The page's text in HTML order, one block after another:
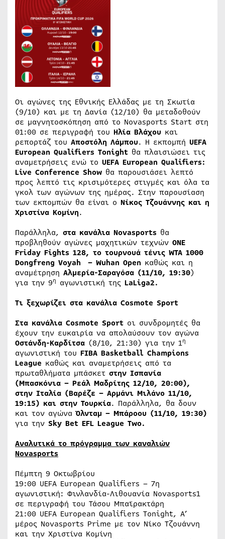
Οι αγώνες της Εθνικής Ελλάδας με τη Σκωτία
(9/10) και με τη Δανία (12/10) θα μεταδοθούν
σε μαγνητοσκόπηση από το Novasports Start στη
01:00 σε περιγραφή του Ηλία Βλάχου και
ρεπορτάζ του Αποστόλη Λάμπου. Η εκπομπή UEFA
European Qualifiers Tonight θα πλαισιώσει τις
αναμετρήσεις ενώ τo UEFA European Qualifiers:
Live Conference Show θα παρουσιάσει λεπτό
προς λεπτό τις κρισιμότερες στιγμές και όλα τα
γκολ των αγώνων της ημέρας. Στην παρουσίαση
των εκπομπών θα είναι ο Νίκος Τζουάννης και η
Χριστίνα Κομίνη.
Παράλληλα, στα κανάλια Novasports θα
προβληθούν αγώνες μαχητικών τεχνών ONE
Friday Fights 128, το τουρνουά τένις WTA 1000
Dongfreng Voyah – Wuhan Open καθώς και η
αναμέτρηση Αλμερία-Σαραγόσα (11/10, 19:30)
για την 9η αγωνιστική της LaLiga2.
Tι ξεχωρίζει στα κανάλια Cosmote Sport
Στα κανάλια Cosmote Sport οι συνδρομητές θα
έχουν την ευκαιρία να απολαύσουν τον αγώνα
Οστάνδη-Καρδίτσα (8/10, 21:30) για την 1η
αγωνιστική του FIBA Basketball Champions
League καθώς και αναμετρήσεις από τα
πρωταθλήματα μπάσκετ στην Ισπανία
(Μπασκόνια – Ρεάλ Μαδρίτης 12/10, 20:00),
στην Ιταλία (Bαρέζε – Αρμάνι Μιλάνο 11/10,
19:15) και στην Τουρκία. Παράλληλα, θα δουν
και τον αγώναΌλνταμ – Μπάροου (11/10, 19:30)
για την Sky Bet EFL League Twο.
Aναλυτικά το πρόγραμμα των καναλιών
Novasports
Πέμπτη 9 Οκτωβρίου
19:00 UEFA European Qualifiers – 7η
αγωνιστική: Φινλανδία-Λιθουανία Novasports1
σε περιγραφή του Τάσου Μπαϊρακτάρη
21:00 UEFA European Qualifiers Tonight, Α’
μέρος Novasports Prime με τον Νίκο Τζουάννη
και την Χριστίνα Κομίνη